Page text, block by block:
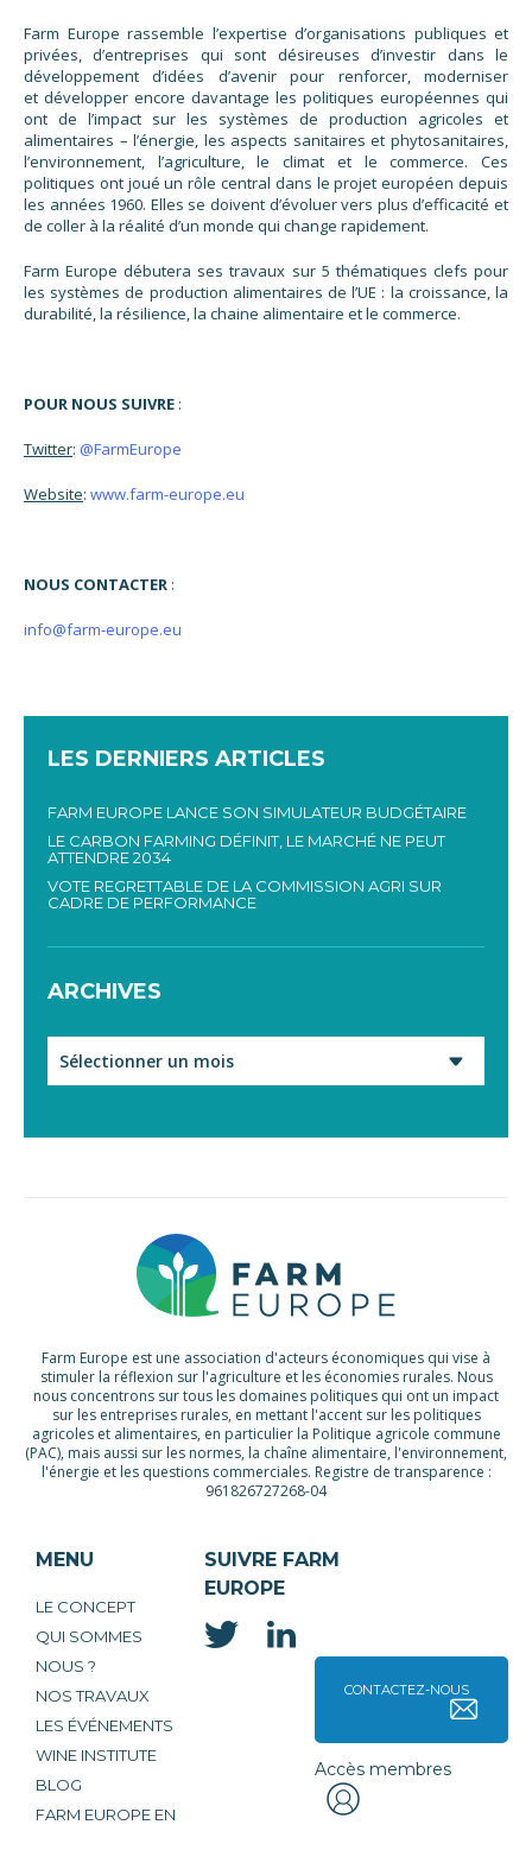
Farm Europe rassemble l’expertise d’organisations publiques et
privées, d’entreprises qui sont désireuses d’investir dans le
développement d’idées d’avenir pour renforcer, moderniser
et développer encore davantage les politiques européennes qui
ont de l’impact sur les systèmes de production agricoles et
alimentaires – l’énergie, les aspects sanitaires et phytosanitaires,
l’environnement, l’agriculture, le climat et le commerce. Ces
politiques ont joué un rôle central dans le projet européen depuis
les années 1960. Elles se doivent d’évoluer vers plus d’efficacité et
de coller à la réalité d’un monde qui change rapidement.
Farm Europe débutera ses travaux sur 5 thématiques clefs pour
les systèmes de production alimentaires de l’UE : la croissance, la
durabilité, la résilience, la chaine alimentaire et le commerce.
POUR NOUS SUIVRE :
Twitter: @FarmEurope
Website: www.farm-europe.eu
NOUS CONTACTER :
info@farm-europe.eu
LES DERNIERS ARTICLES
FARM EUROPE LANCE SON SIMULATEUR BUDGÉTAIRE
LE CARBON FARMING DÉFINIT, LE MARCHÉ NE PEUT
ATTENDRE 2034
VOTE REGRETTABLE DE LA COMMISSION AGRI SUR
CADRE DE PERFORMANCE
ARCHIVES
Farm Europe est une association d'acteurs économiques qui vise à
stimuler la réflexion sur l'agriculture et les économies rurales. Nous
nous concentrons sur tous les domaines politiques qui ont un impact
sur les entreprises rurales, en mettant l'accent sur les politiques
agricoles et alimentaires, en particulier la Politique agricole commune
(PAC), mais aussi sur les normes, la chaîne alimentaire, l'environnement,
l'énergie et les questions commerciales. Registre de transparence :
961826727268-04
MENU
LE CONCEPT
QUI SOMMES
NOUS ?
NOS TRAVAUX
LES ÉVÉNEMENTS
WINE INSTITUTE
BLOG
FARM EUROPE EN
SUIVRE FARM
EUROPE
CONTACTEZ-NOUS
Accès membres